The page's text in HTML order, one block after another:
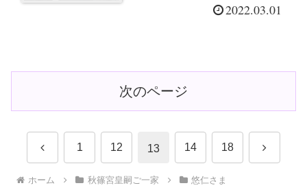
2022.03.01
次のページ
前
へ
1 12 13 14 18 次
ホーム 秋篠宮皇嗣ご一家 悠仁さま